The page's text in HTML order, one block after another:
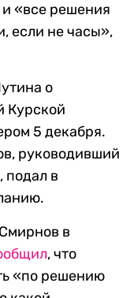
и «все решения
если не часы»,
о
Курской
5 декабря.
руководивший
подал в
в
, что
«по решению